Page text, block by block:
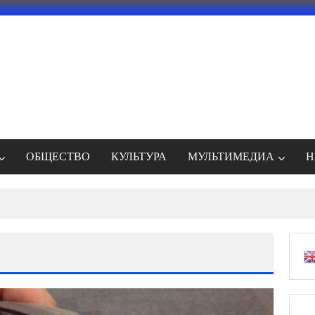
ОБЩЕСТВО КУЛЬТУРА МУЛЬТИМЕДИА